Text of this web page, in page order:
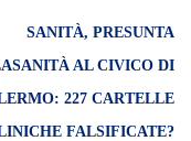
SANITÀ, PRESUNTA
AL CIVICO DI
227 CARTELLE
FALSIFICATE?